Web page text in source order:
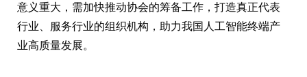
意义重大，需加快推动协会的筹备工作，打造真正代表
行业、服务行业的组织机构，助力我国人工智能终端产
业高质量发展。